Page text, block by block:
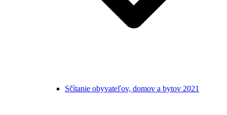
Sčítanie obyvateľov, domov a bytov 2021